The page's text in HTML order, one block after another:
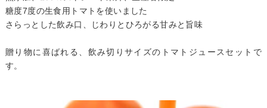
糖度7度の生食用トマトを使いました
さらっとした飲み口、じわりとひろがる甘みと旨味
贈り物に喜ばれる、飲み切りサイズのトマトジュースセットで
す。